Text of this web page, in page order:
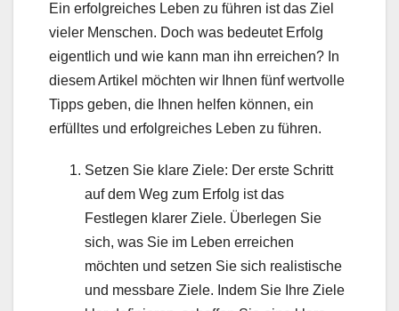
Ein erfolgreiches Leben zu führen ist das Ziel
vieler Menschen. Doch was bedeutet Erfolg
eigentlich und wie kann man ihn erreichen? In
diesem Artikel möchten wir Ihnen fünf wertvolle
Tipps geben, die Ihnen helfen können, ein
erfülltes und erfolgreiches Leben zu führen.
Setzen Sie klare Ziele: Der erste Schritt
auf dem Weg zum Erfolg ist das
Festlegen klarer Ziele. Überlegen Sie
sich, was Sie im Leben erreichen
möchten und setzen Sie sich realistische
und messbare Ziele. Indem Sie Ihre Ziele